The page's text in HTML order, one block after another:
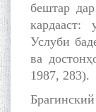
бештар
Услуби
ва
1987, 283).
Дар
илмҳои
ба 100-